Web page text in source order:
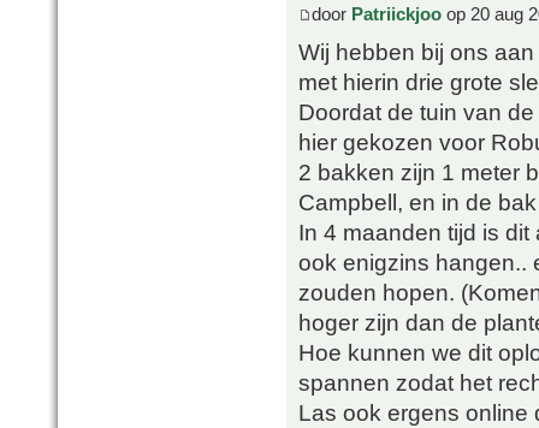
door Patriickjoo op 20 aug
Wij hebben bij ons
met hierin drie grote
Doordat de tuin van
hier gekozen voor
2 bakken zijn 1 meter
Campbell, en in de
In 4 maanden tijd is
ook enigzins hangen..
zouden hopen.
hoger zijn dan de
Hoe kunnen we dit
spannen zodat het
Las ook ergens online